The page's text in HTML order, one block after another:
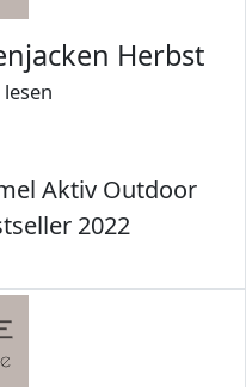
Herbst
lesen
Aktiv Outdoor
2022